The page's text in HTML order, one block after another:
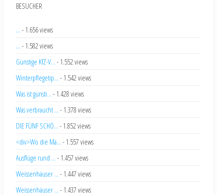
BESUCHER
... - 1.656 views
... - 1.582 views
Günstige KfZ-V... - 1.552 views
Winterpflegetip... - 1.542 views
Was ist günsti... - 1.428 views
Was verbraucht ... - 1.378 views
DIE FÜNF SCHÖ... - 1.852 views
<div>Wo die Mä... - 1.557 views
Ausflüge rund ... - 1.457 views
Weissenhäuser ... - 1.447 views
Weissenhäuser ... - 1.437 views